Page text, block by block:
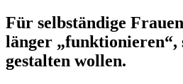
Für selbständige
länger „funktionieren“,
gestalten wollen.